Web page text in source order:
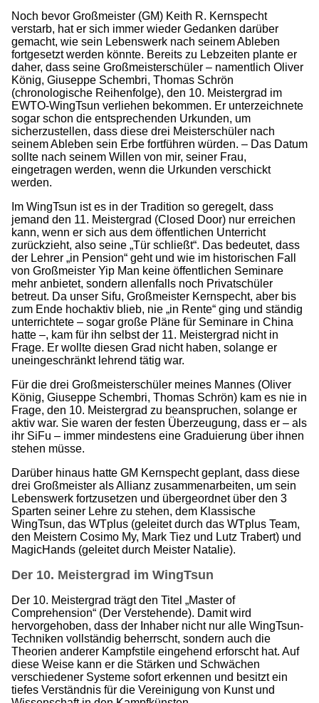
Noch bevor Großmeister (GM) Keith R. Kernspecht
verstarb, hat er sich immer wieder Gedanken darüber
gemacht, wie sein Lebenswerk nach seinem Ableben
fortgesetzt werden könnte. Bereits zu Lebzeiten plante er
daher, dass seine Großmeisterschüler – namentlich Oliver
König, Giuseppe Schembri, Thomas Schrön
(chronologische Reihenfolge), den 10. Meistergrad im
EWTO-WingTsun verliehen bekommen. Er unterzeichnete
sogar schon die entsprechenden Urkunden, um
sicherzustellen, dass diese drei Meisterschüler nach
seinem Ableben sein Erbe fortführen würden. – Das Datum
sollte nach seinem Willen von mir, seiner Frau,
eingetragen werden, wenn die Urkunden verschickt
werden.
Im WingTsun ist es in der Tradition so geregelt, dass
jemand den 11. Meistergrad (Closed Door) nur erreichen
kann, wenn er sich aus dem öffentlichen Unterricht
zurückzieht, also seine „Tür schließt“. Das bedeutet, dass
der Lehrer „in Pension“ geht und wie im historischen Fall
von Großmeister Yip Man keine öffentlichen Seminare
mehr anbietet, sondern allenfalls noch Privatschüler
betreut. Da unser Sifu, Großmeister Kernspecht, aber bis
zum Ende hochaktiv blieb, nie „in Rente“ ging und ständig
unterrichtete – sogar große Pläne für Seminare in China
hatte –, kam für ihn selbst der 11. Meistergrad nicht in
Frage. Er wollte diesen Grad nicht haben, solange er
uneingeschränkt lehrend tätig war.
Für die drei Großmeisterschüler meines Mannes (Oliver
König, Giuseppe Schembri, Thomas Schrön) kam es nie in
Frage, den 10. Meistergrad zu beanspruchen, solange er
aktiv war. Sie waren der festen Überzeugung, dass er – als
ihr SiFu – immer mindestens eine Graduierung über ihnen
stehen müsse.
Darüber hinaus hatte GM Kernspecht geplant, dass diese
drei Großmeister als Allianz zusammenarbeiten, um sein
Lebenswerk fortzusetzen und übergeordnet über den 3
Sparten seiner Lehre zu stehen, dem Klassische
WingTsun, das WTplus (geleitet durch das WTplus Team,
den Meistern Cosimo My, Mark Tiez und Lutz Trabert) und
MagicHands (geleitet durch Meister Natalie).
Der 10. Meistergrad im WingTsun
Der 10. Meistergrad trägt den Titel „Master of
Comprehension“ (Der Verstehende). Damit wird
hervorgehoben, dass der Inhaber nicht nur alle WingTsun-
Techniken vollständig beherrscht, sondern auch die
Theorien anderer Kampfstile eingehend erforscht hat. Auf
diese Weise kann er die Stärken und Schwächen
verschiedener Systeme sofort erkennen und besitzt ein
tiefes Verständnis für die Vereinigung von Kunst und